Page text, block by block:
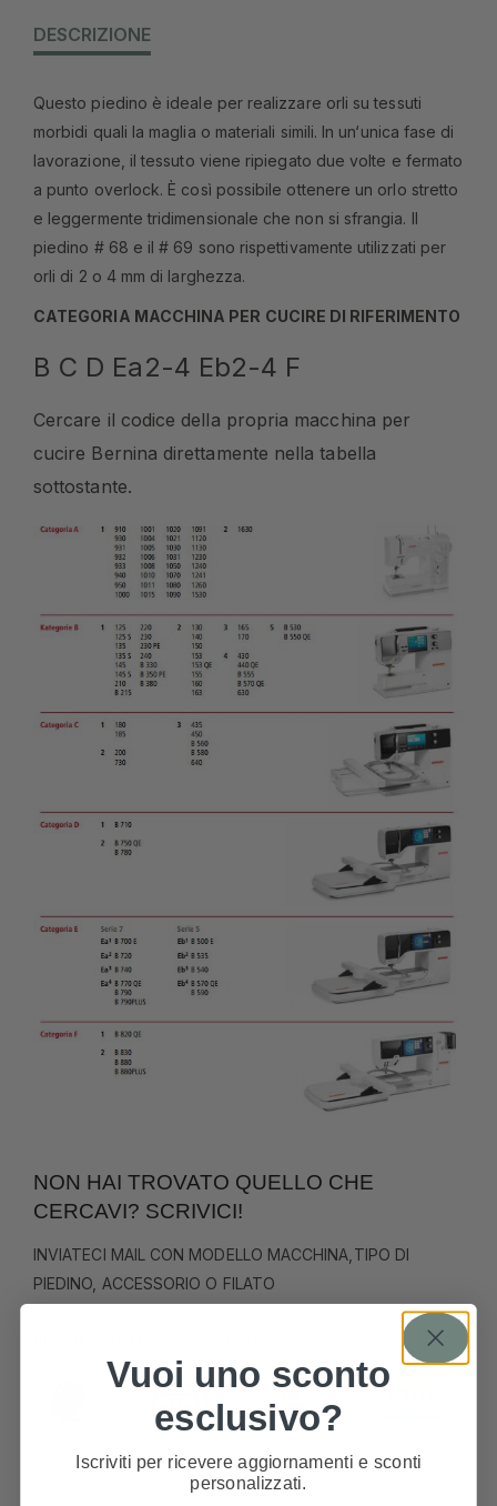
DESCRIZIONE
Questo piedino è ideale per realizzare orli su tessuti
morbidi quali la maglia o materiali simili. In un‘unica fase di
lavorazione, il tessuto viene ripiegato due volte e fermato
a punto overlock. È così possibile ottenere un orlo stretto
e leggermente tridimensionale che non si sfrangia. Il
piedino # 68 e il # 69 sono rispettivamente utilizzati per
orli di 2 o 4 mm di larghezza.
CATEGORIA MACCHINA PER CUCIRE DI RIFERIMENTO
B C D Ea2-4 Eb2-4 F
Cercare il codice della propria macchina per
cucire Bernina direttamente nella tabella
sottostante.
NON HAI TROVATO QUELLO CHE
CERCAVI? SCRIVICI!
INVIATECI MAIL CON MODELLO MACCHINA,TIPO DI
PIEDINO, ACCESSORIO O FILATO
Vuoi uno sconto
esclusivo?
Iscriviti per ricevere aggiornamenti e sconti
personalizzati.